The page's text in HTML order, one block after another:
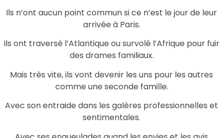
Ils n’ont aucun point commun si ce n’est le jour de leur
arrivée à Paris.
Ils ont traversé l’Atlantique ou survolé l’Afrique pour fuir
des drames familiaux.
Mais très vite, ils vont devenir les uns pour les autres
comme une seconde famille.
Avec son entraide dans les galères professionnelles et
sentimentales.